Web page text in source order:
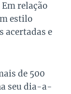
relação
estilo
acertadas e
de 500
seu dia-a-